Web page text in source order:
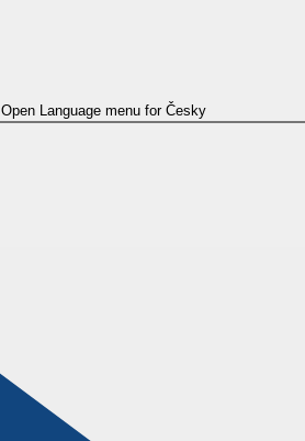
Open Language menu for Česky